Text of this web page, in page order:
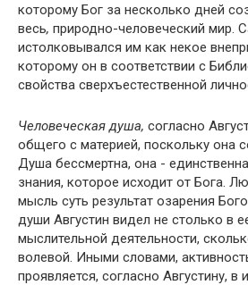
которому Бог за несколько дней
весь, природно-человеческий мир.
истолковывался им как некое
которому он в соответствии с
свойства сверхъестественной
Человеческая душа, согласно
общего с материей, поскольку она
Душа бессмертна, она -
знания, которое исходит от Бога.
мысль суть результат озарения
души Августин видел не столько в
мыслительной деятельности,
волевой. Иными словами,
проявляется, согласно Августину, в